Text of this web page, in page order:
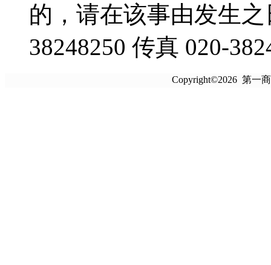
的，请在该事由发生
38248250 传真 020-
Copyright©2026 第一